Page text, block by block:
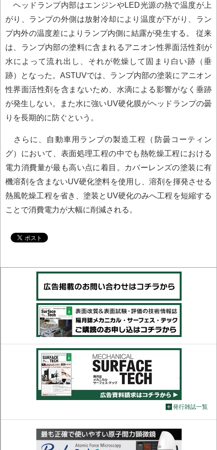
ヘッドランプ内部はエンジンやLED光源の熱で温度が上
がり、ランプの外側は放射冷却により温度が下がり、ラン
プ内外の温度差によりランプ内側に結露が発生する。 従来
は、ランプ内部の塗料に含まれるアニオン性界面活性剤が
水によって流れ出し、それが乾燥して固まり白い跡（垂
跡）となった。ASTUVでは、ランプ内部の塗装にアニオン
性界面活性剤を含まないため、水滴による影響がなく垂跡
が発生しない。また水に強いUV硬化膜がヘッドランプの曇
りを長期的に防ぐという。
さらに、自動車用ランプの製造工程（防曇コーティン
グ）において、表面処理工程の中でも熱乾燥工程における
電力消費量が最も高い点に着目。カバーレンズの塗装に有
機溶剤を含まないUV硬化塗料を使用し、溶剤を揮発させる
熱風乾燥工程を省き、塗装とUV硬化のみへ工程を短縮する
ことで消費電力が大幅に削減される。
発行雑誌一覧